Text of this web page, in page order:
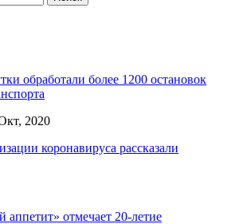
обработали более 1200 остановок
2020
коронавируса рассказали
аппетит» отмечает 20-летие